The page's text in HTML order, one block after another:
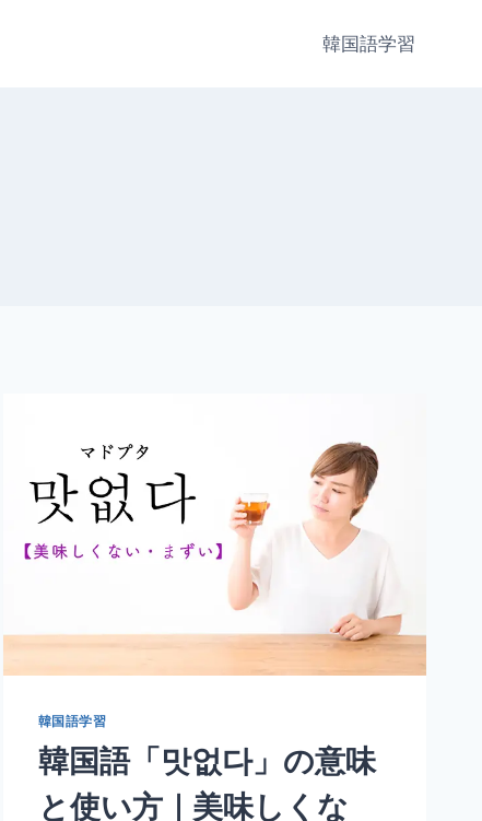
韓国語学習
韓国語学習
韓国語「맛없다」の意味
と使い方｜美味しくな